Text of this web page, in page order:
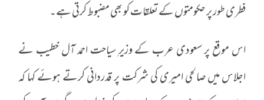
فطری طور پر حکومتوں کے تعلقات کو بھی مضبوط کرتی ہے۔
اس موقع پر سعودی عرب کے وزیرِ سیاحت احمد آل‌ خطیب نے
اجلاس میں صالحی‌ امیری کی شرکت پر قدردانی کرتے ہوئے کہا کہ